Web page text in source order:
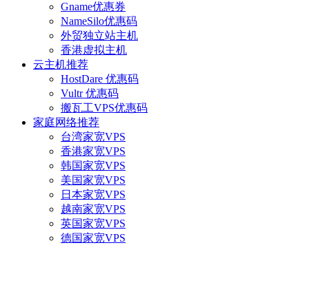
Gname优惠券
NameSilo优惠码
外贸独立站主机
香港虚拟主机
云主机推荐
HostDare 优惠码
Vultr 优惠码
搬瓦工VPS优惠码
家庭网络推荐
台湾家宽VPS
香港家宽VPS
韩国家宽VPS
美国家宽VPS
日本家宽VPS
越南家宽VPS
英国家宽VPS
德国家宽VPS